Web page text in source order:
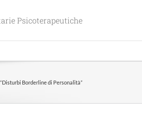
Psicoterapeutiche
Borderline di Personalità”